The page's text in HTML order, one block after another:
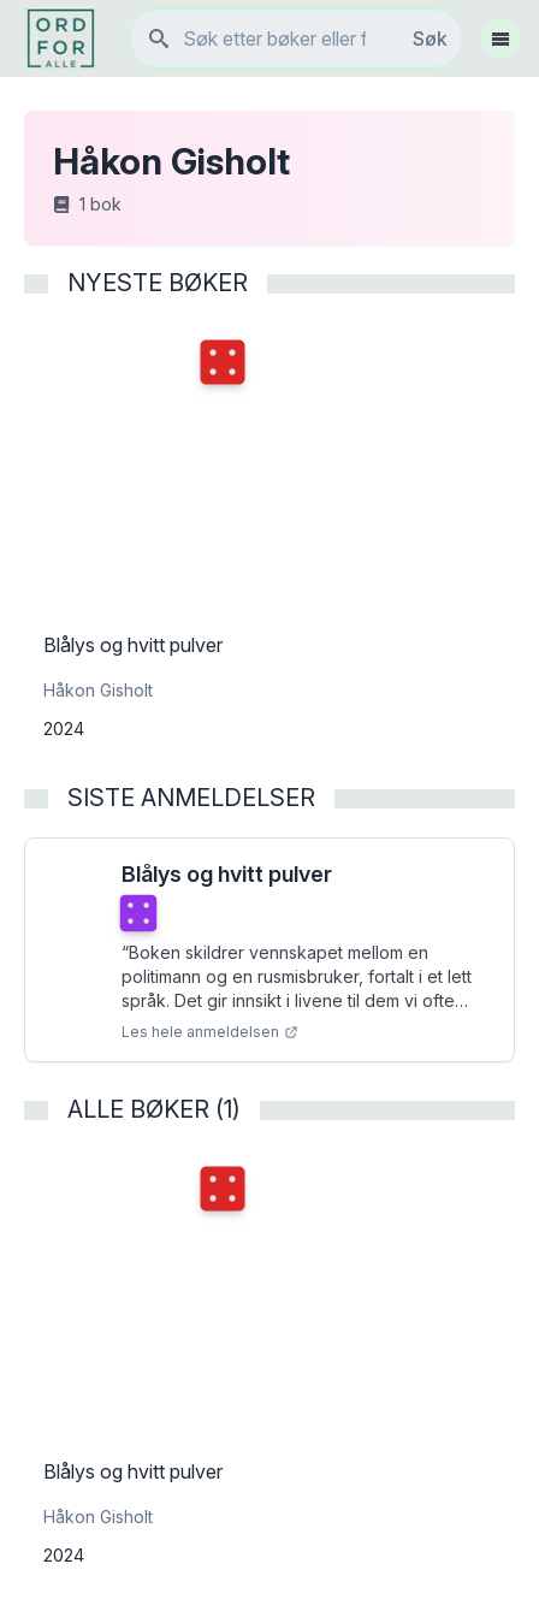
Søk
Søk
Vis
Håkon Gisholt
1 bok
NYESTE BØKER
Terningkast
Blålys og hvitt pulver
Håkon Gisholt
2024
SISTE ANMELDELSER
Blålys og hvitt pulver
Terningkast
“Boken skildrer vennskapet mellom en
politimann og en rusmisbruker, fortalt i et lett
språk. Det gir innsikt i livene til dem vi ofte
styrer unna.”
Les hele anmeldelsen
ALLE BØKER (1)
Terningkast
Blålys og hvitt pulver
Håkon Gisholt
2024